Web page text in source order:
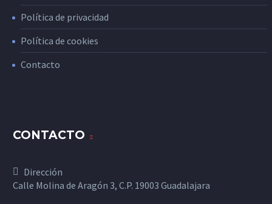
Política de privacidad
Política de cookies
Contacto
CONTACTO
Dirección
Calle Molina de Aragón 3, C.P. 19003 Guadalajara